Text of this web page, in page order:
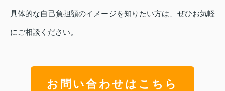
具体的な自己負担額のイメージを知りたい方は、ぜひお気軽
にご相談ください。
お問い合わせはこちら